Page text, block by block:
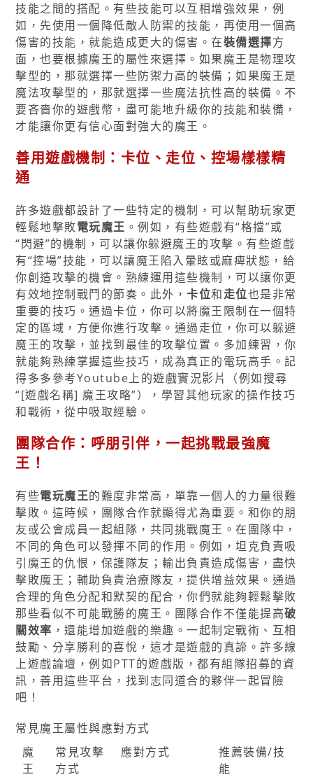
技能之間的搭配。有些技能可以互相增強效果，例
如，先使用一個降低敵人防禦的技能，再使用一個高
傷害的技能，就能造成更大的傷害。在裝備選擇方
面，也要根據魔王的屬性來選擇。如果魔王是物理攻
擊型的，那就選擇一些防禦力高的裝備；如果魔王是
魔法攻擊型的，那就選擇一些魔法抗性高的裝備。不
要吝嗇你的遊戲幣，盡可能地升級你的技能和裝備，
才能讓你更有信心面對強大的魔王。
善用遊戲機制：卡位、走位、控場樣樣精
通
許多遊戲都設計了一些特定的機制，可以幫助玩家更
輕鬆地擊敗電玩魔王 。例如，有些遊戲有“格擋”或
“閃避”的機制，可以讓你躲避魔王的攻擊。有些遊戲
有“控場”技能，可以讓魔王陷入暈眩或麻痺狀態，給
你創造攻擊的機會。熟練運用這些機制，可以讓你更
有效地控制戰鬥的節奏。此外，卡位和走位也是非常
重要的技巧。通過卡位，你可以將魔王限制在一個特
定的區域，方便你進行攻擊。通過走位，你可以躲避
魔王的攻擊，並找到最佳的攻擊位置。多加練習，你
就能夠熟練掌握這些技巧，成為真正的電玩高手。記
得多多參考Youtube上的遊戲實況影片（例如搜尋
“[遊戲名稱] 魔王攻略”），學習其他玩家的操作技巧
和戰術，從中吸取經驗。
團隊合作：呼朋引伴，一起挑戰最強魔
王！
有些電玩魔王的難度非常高，單靠一個人的力量很難
擊敗。這時候，團隊合作就顯得尤為重要。和你的朋
友或公會成員一起組隊，共同挑戰魔王。在團隊中，
不同的角色可以發揮不同的作用。例如，坦克負責吸
引魔王的仇恨，保護隊友；輸出負責造成傷害，盡快
擊敗魔王；輔助負責治療隊友，提供增益效果。通過
合理的角色分配和默契的配合，你們就能夠輕鬆擊敗
那些看似不可能戰勝的魔王。團隊合作不僅能提高破
關效率 ，還能增加遊戲的樂趣。一起制定戰術、互相
鼓勵、分享勝利的喜悅，這才是遊戲的真諦。許多線
上遊戲論壇，例如PTT的遊戲版，都有組隊招募的資
訊，善用這些平台，找到志同道合的夥伴一起冒險
吧！
常見魔王屬性與應對方式
魔
王
常見攻擊
方式
應對方式
推薦裝備/技
能